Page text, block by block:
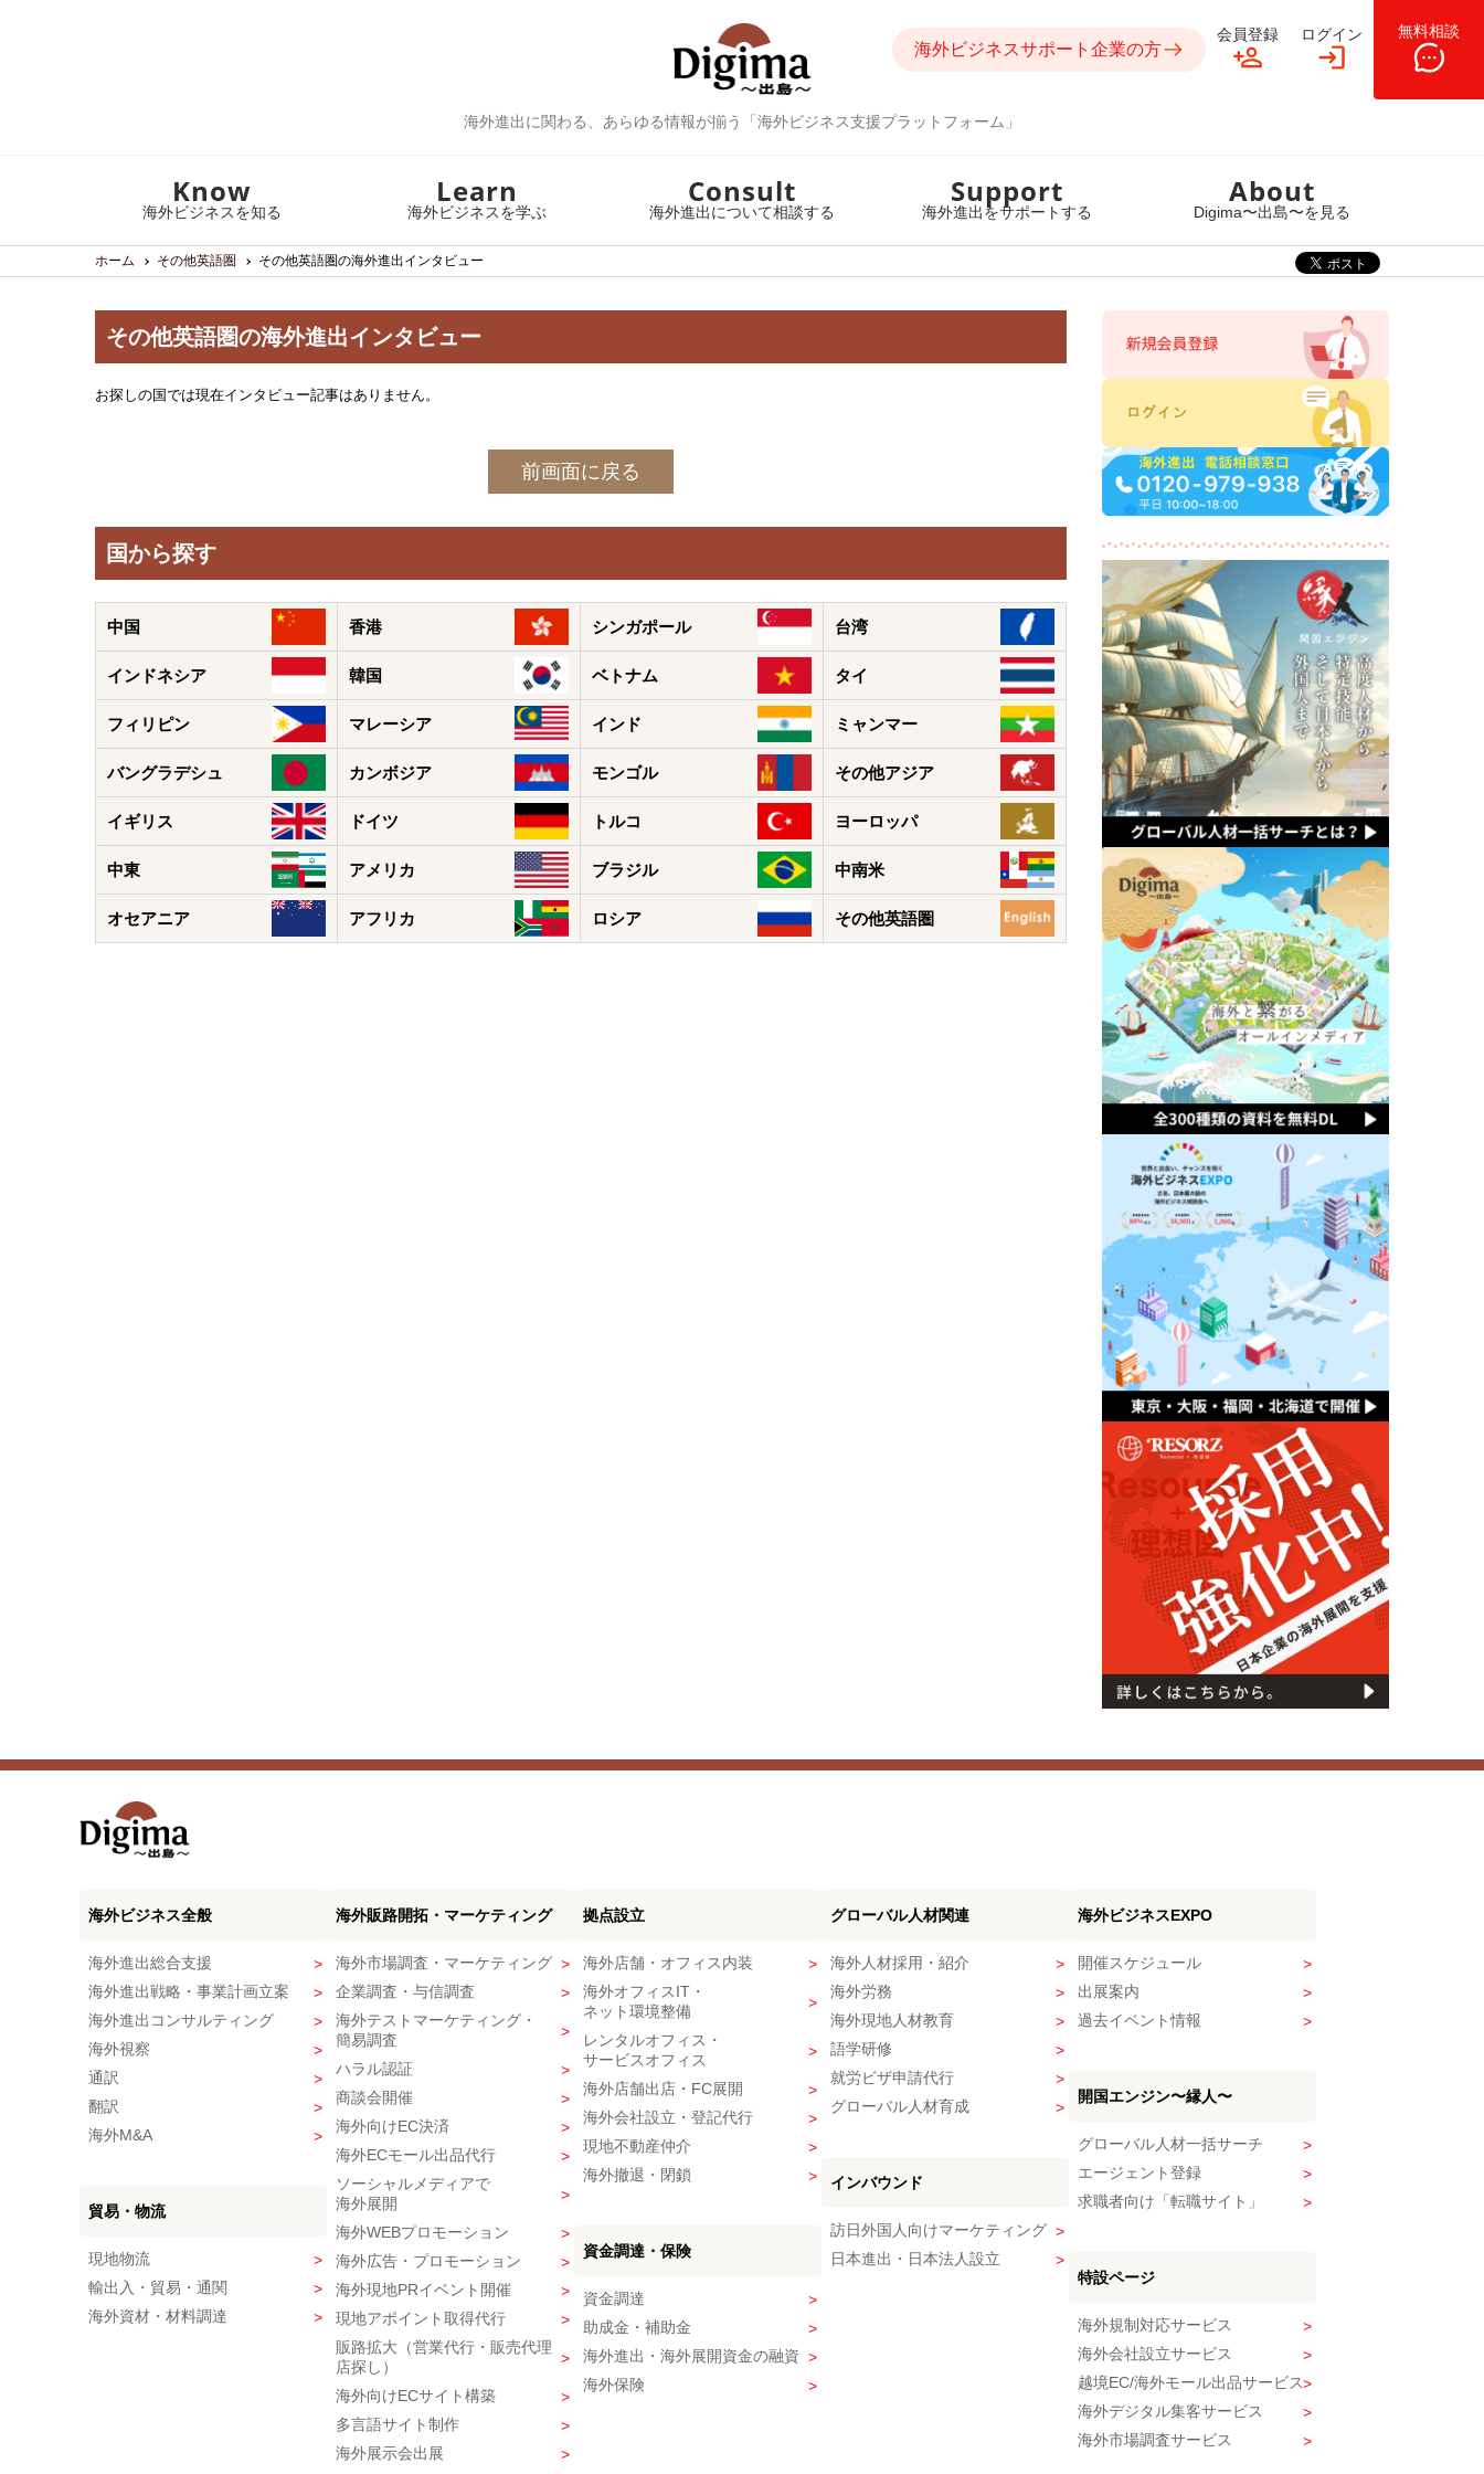
海外進出に関わる、あらゆる情報が揃う「海外ビジネス支援プラットフォーム」
海外ビジネスサポート企業の方
会員登録 ログイン 無料相談
Know
海外ビジネスを知る
Learn
海外ビジネスを学ぶ
Consult
海外進出について相談する
Support
海外進出をサポートする
About
Digima〜出島〜を見る
ホーム その他英語圏 その他英語圏の海外進出インタビュー
その他英語圏の海外進出インタビュー
お探しの国では現在インタビュー記事はありません。
前画面に戻る
国から探す
中国 香港 シンガポール 台湾
インドネシア 韓国 ベトナム タイ
フィリピン マレーシア インド ミャンマー
バングラデシュ カンボジア モンゴル その他アジア
イギリス ドイツ トルコ ヨーロッパ
中東 アメリカ ブラジル 中南米
オセアニア アフリカ ロシア その他英語圏
海外ビジネス全般
海外進出総合支援
海外進出戦略・事業計画立案
海外進出コンサルティング
海外視察
通訳
翻訳
海外M&A
貿易・物流
現地物流
輸出入・貿易・通関
海外資材・材料調達
海外販路開拓・マーケティング
海外市場調査・マーケティング
企業調査・与信調査
海外テストマーケティング・
簡易調査
ハラル認証
商談会開催
海外向けEC決済
海外ECモール出品代行
ソーシャルメディアで
海外展開
海外WEBプロモーション
海外広告・プロモーション
海外現地PRイベント開催
現地アポイント取得代行
販路拡大（営業代行・販売代理
店探し）
海外向けECサイト構築
多言語サイト制作
海外展示会出展
拠点設立
海外店舗・オフィス内装
海外オフィスIT・
ネット環境整備
レンタルオフィス・
サービスオフィス
海外店舗出店・FC展開
海外会社設立・登記代行
現地不動産仲介
海外撤退・閉鎖
資金調達・保険
資金調達
助成金・補助金
海外進出・海外展開資金の融資
海外保険
グローバル人材関連
海外人材採用・紹介
海外労務
海外現地人材教育
語学研修
就労ビザ申請代行
グローバル人材育成
インバウンド
訪日外国人向けマーケティング
日本進出・日本法人設立
海外ビジネスEXPO
開催スケジュール
出展案内
過去イベント情報
開国エンジン〜縁人〜
グローバル人材一括サーチ
エージェント登録
求職者向け「転職サイト」
特設ページ
海外規制対応サービス
海外会社設立サービス
越境EC/海外モール出品サービス
海外デジタル集客サービス
海外市場調査サービス